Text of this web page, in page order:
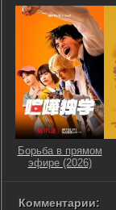
Борьба в прямом
эфире (2026)
Комментарии: